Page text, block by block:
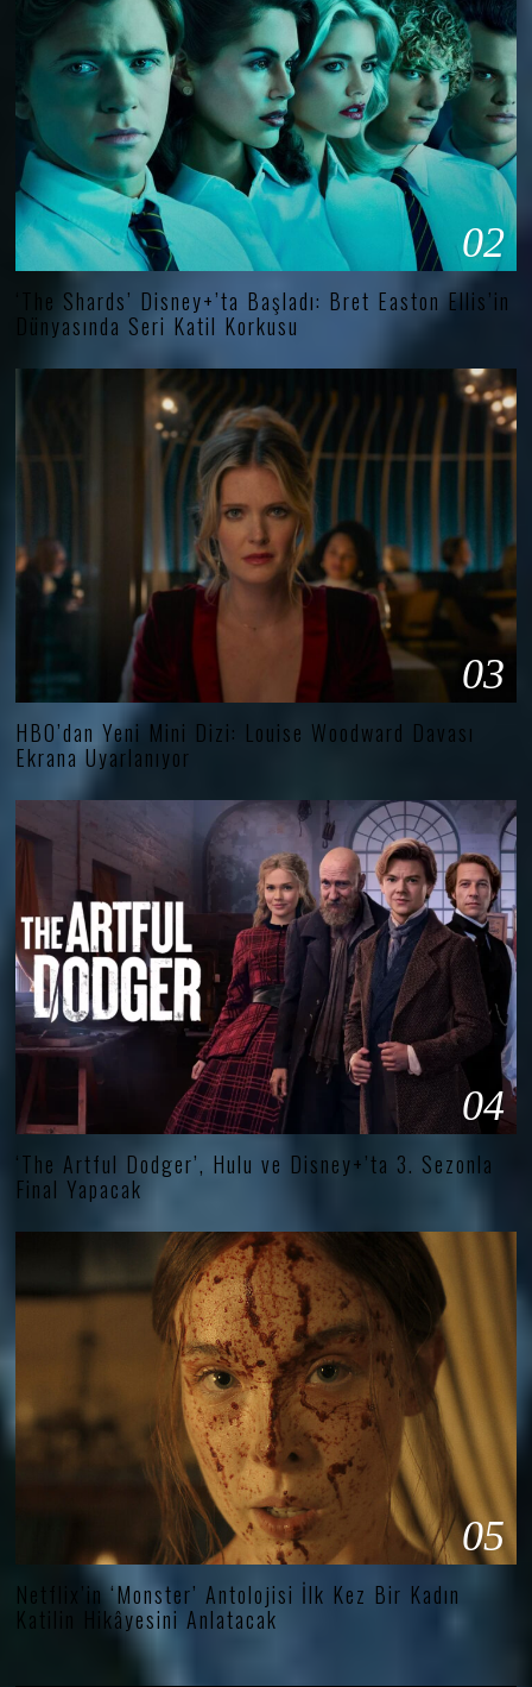
02
‘The Shards’ Disney+’ta Başladı: Bret Easton Ellis’in
Dünyasında Seri Katil Korkusu
03
HBO’dan Yeni Mini Dizi: Louise Woodward Davası
Ekrana Uyarlanıyor
04
‘The Artful Dodger’, Hulu ve Disney+’ta 3. Sezonla
Final Yapacak
05
Netflix’in ‘Monster’ Antolojisi İlk Kez Bir Kadın
Katilin Hikâyesini Anlatacak